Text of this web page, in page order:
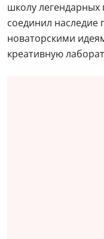
школу легендарных
соединил наследие
новаторскими
креативную